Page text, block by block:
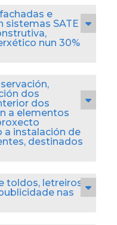
e
sistemas SATE
nun 30%
dos
dos
a elementos
a instalación de
destinados
toldos, letreiros,
nas